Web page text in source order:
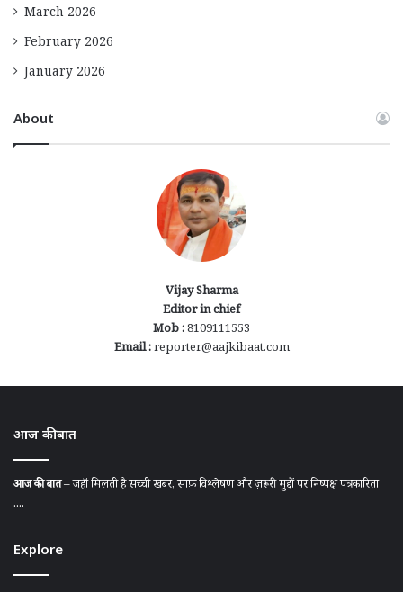
March 2026
February 2026
January 2026
About
Vijay Sharma
Editor in chief
Mob :8109111553
Email :reporter@aajkibaat.com
आज की बात
आज की बात– जहाँ मिलती है सच्ची खबर, साफ़ विश्लेषण और ज़रूरी मुद्दों पर निष्पक्ष पत्रकारिता
....
Explore